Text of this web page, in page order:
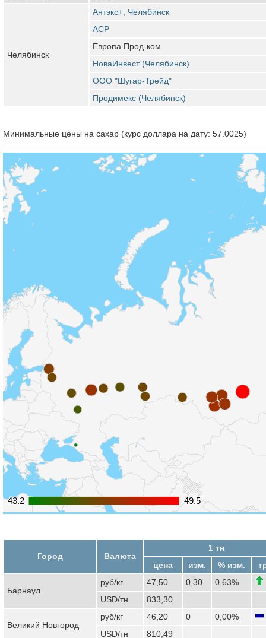
Челябинск
Антэкс+, Челябинск
АСР
Европа Прод-ком
НоваИнвест (Челябинск)
ООО "Шугар-Трейд"
Продимекс (Челябинск)
Минимальные цены на сахар (курс доллара на дату: 57.0025)
43.2
43.2 49.5
49.5
Город Валюта
1 тн
цена
изм. % изм.
Барнаул
руб/кг 47,50 0,30
0,63%
USD/тн
833,30
Великий Новгород
руб/кг 46,20 0
0,00%
USD/тн
810,49